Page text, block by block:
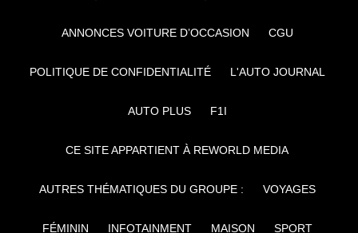
ANNONCES VOITURE D’OCCASION CGU
POLITIQUE DE CONFIDENTIALITÉ L'AUTO JOURNAL
AUTO PLUS F1I
CE SITE APPARTIENT À REWORLD MEDIA
AUTRES THÉMATIQUES DU GROUPE : VOYAGES
FÉMININ INFOTAINMENT MAISON SPORT